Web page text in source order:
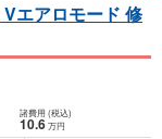
エアロモード 修
諸費用 (税込)
10.6 万円